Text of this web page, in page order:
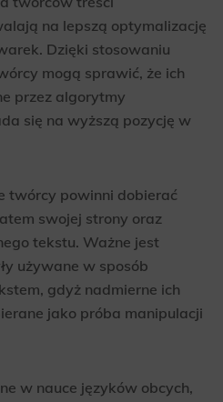
na lepszą optymalizację
Dzięki stosowaniu
mogą sprawić, że ich
przez algorytmy
się na wyższą pozycję w
twórcy powinni dobierać
swojej strony oraz
tekstu. Ważne jest
używane w sposób
gdyż nadmierne ich
jako próba manipulacji
w nauce języków obcych,